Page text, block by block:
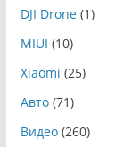
DJI Drone(1)
MIUI (10)
Xiaomi (25)
Авто(71)
Видео(260)